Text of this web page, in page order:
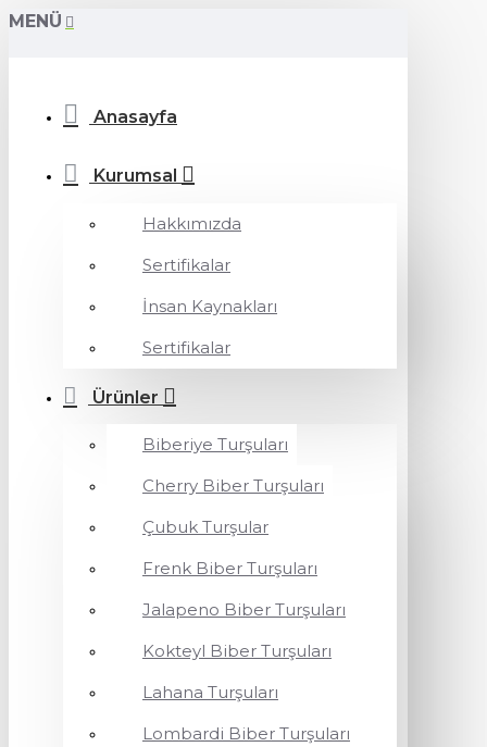
MENÜ
Anasayfa
Kurumsal
Hakkımızda
Sertifikalar
İnsan Kaynakları
Sertifikalar
Ürünler
Biberiye Turşuları
Cherry Biber Turşuları
Çubuk Turşular
Frenk Biber Turşuları
Jalapeno Biber Turşuları
Kokteyl Biber Turşuları
Lahana Turşuları
Lombardi Biber Turşuları